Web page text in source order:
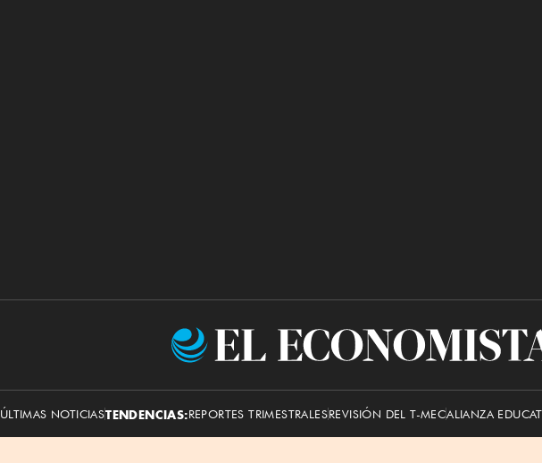
El
ÚLTIMAS NOTICIASTENDENCIAS:REPORTES TRIMESTRALESREVISIÓN DEL T-MECALIANZA